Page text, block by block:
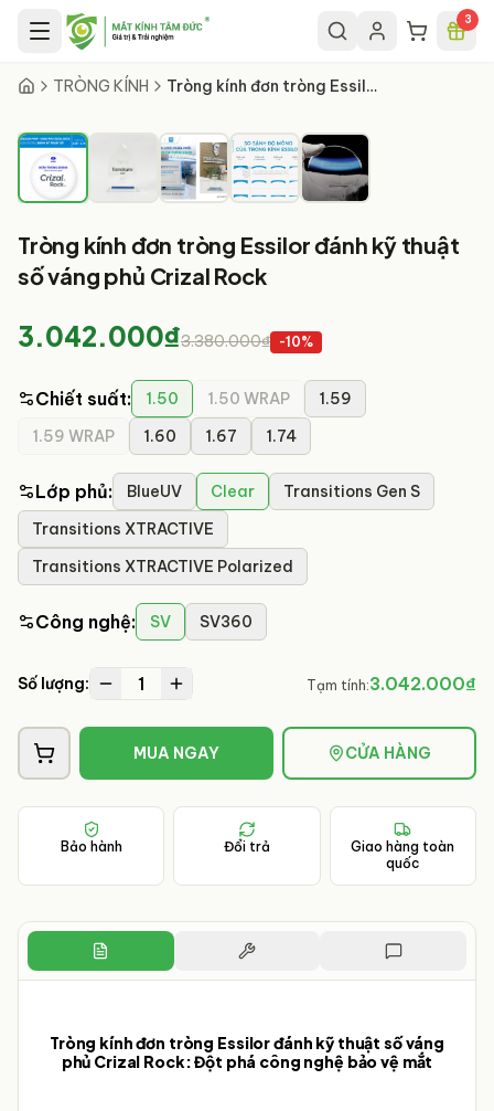
Chuyển đến nội dung chính 3
TRÒNG KÍNH Tròng kính đơn tròng Essilor đánh kỹ thuật số váng phủ Crizal Rock
Tròng kính đơn tròng Essilor đánh kỹ thuật
số váng phủ Crizal Rock
3.042.000₫3.380.000₫ -10%
Chiết suất: 1.50 1.50 WRAP
1.59
1.59 WRAP
1.60 1.67 1.74
Lớp phủ: BlueUV Clear
Transitions Gen S
Transitions XTRACTIVE
Transitions XTRACTIVE Polarized
Công nghệ: SV SV360
Số lượng: 1 Tạm tính:3.042.000₫
MUA NGAY CỬA HÀNG
Bảo hành Đổi trả
Giao hàng toàn
quốc
Tròng kính đơn tròng Essilor đánh kỹ thuật số váng
phủ Crizal Rock: Đột phá công nghệ bảo vệ mắt